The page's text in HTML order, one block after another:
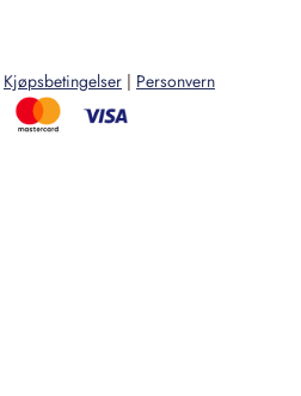
Kjøpsbetingelser | Personvern